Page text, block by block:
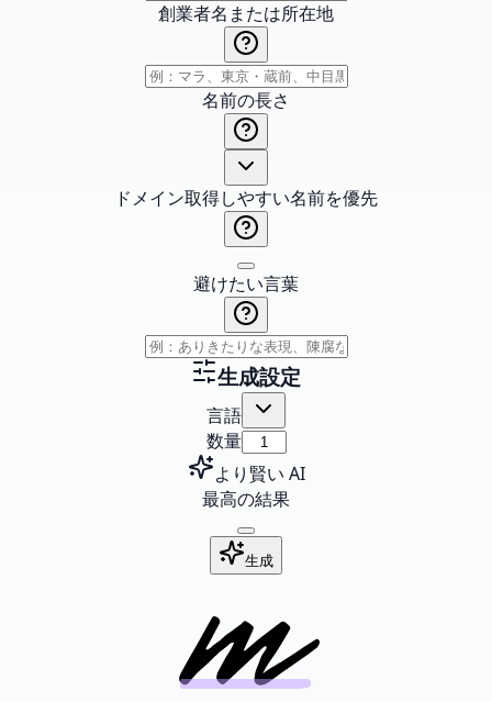
創業者名または所在地
名前の長さ
ドメイン取得しやすい名前を優先
避けたい言葉
生成設定
言語
数量
より賢い AI
最高の結果
生成